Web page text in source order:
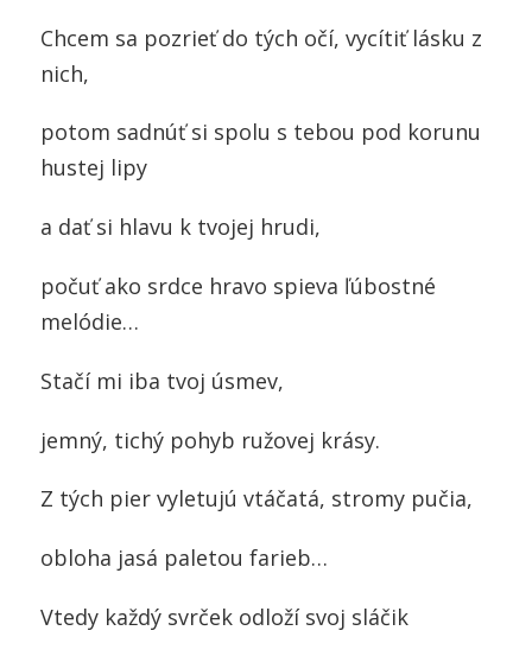
Chcem sa pozrieť do tých očí, vycítiť lásku z
nich,
potom sadnúť si spolu s tebou pod korunu
hustej lipy
a dať si hlavu k tvojej hrudi,
počuť ako srdce hravo spieva ľúbostné
melódie…
Stačí mi iba tvoj úsmev,
jemný, tichý pohyb ružovej krásy.
Z tých pier vyletujú vtáčatá, stromy pučia,
obloha jasá paletou farieb…
Vtedy každý svrček odloží svoj sláčik